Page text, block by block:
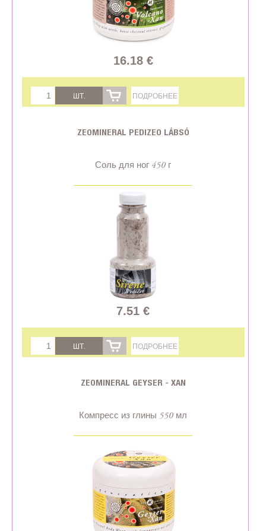
16.18 €
ШТ. ПОДРОБНЕЕ
ZEOMINERAL PEDIZEO LÁBSÓ
Соль для ног 450 г
7.51 €
ШТ. ПОДРОБНЕЕ
ZEOMINERAL GEYSER - XAN
Компресс из глины 550 мл